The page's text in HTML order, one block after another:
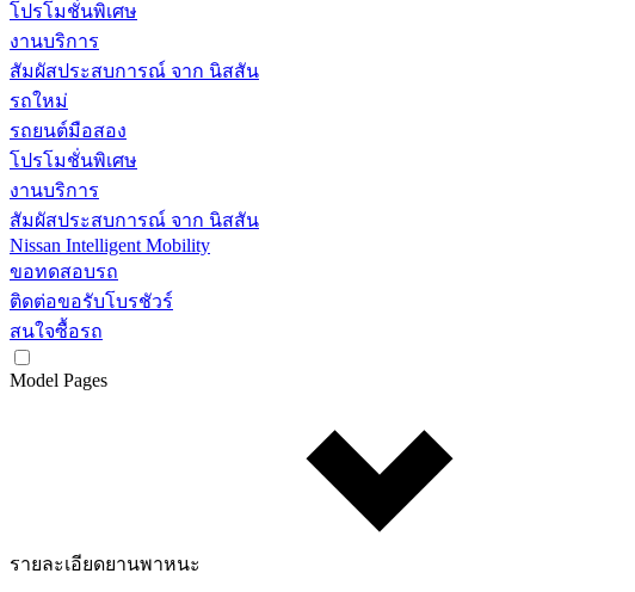
โปรโมชั่นพิเศษ
งานบริการ
สัมผัสประสบการณ์ จาก นิสสัน
รถใหม่
รถยนต์มือสอง
โปรโมชั่นพิเศษ
งานบริการ
สัมผัสประสบการณ์ จาก นิสสัน
Nissan Intelligent Mobility
ขอทดสอบรถ
ติดต่อขอรับโบรชัวร์
สนใจซื้อรถ
Model Pages
รายละเอียดยานพาหนะ